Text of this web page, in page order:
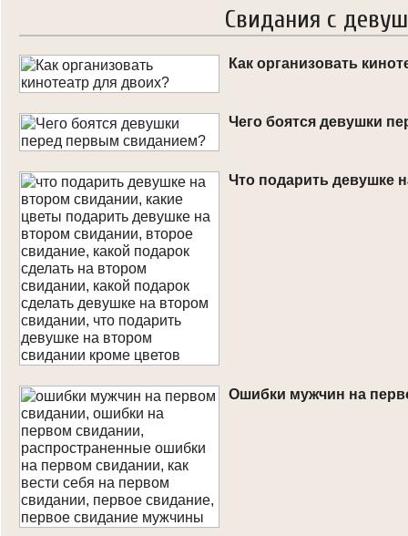
Свидания с
Как организовать
Чего боятся девушки
Что подарить девушке
Ошибки мужчин на